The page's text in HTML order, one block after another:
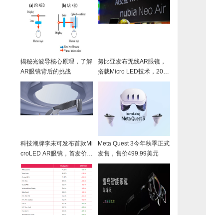
揭秘光波导核心原理，了解
AR眼镜背后的挑战
努比亚发布无线AR眼镜，
搭载Micro LED技术，2023
MWC上海 | 莫界携手中兴
科技潮牌李未可发布首款Mi
croLED AR眼镜，首发价2
999元起
Meta Quest 3今年秋季正式
发售，售价499.99美元